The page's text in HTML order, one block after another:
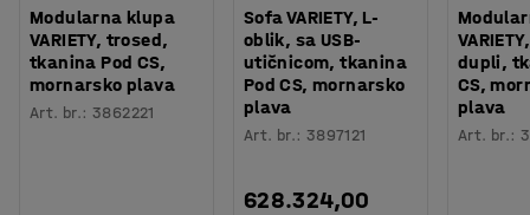
Modularna klupa
VARIETY, trosed,
tkanina Pod CS,
mornarsko plava
Art. br.:3862221
Sofa VARIETY, L-
oblik, sa USB-
utičnicom, tkanina
Pod CS, mornarsko
plava
Art. br.: 3897121
628.324,00
dupli,
CS,
plava
Art. br.: